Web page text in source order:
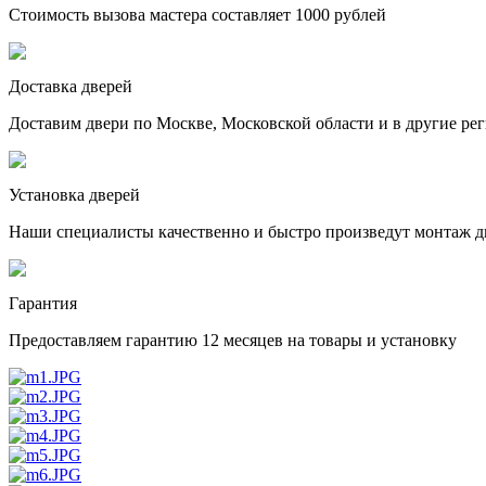
Стоимость вызова мастера составляет 1000 рублей
Доставка дверей
Доставим двери по Москве, Московской области и в другие
Установка дверей
Наши специалисты качественно и быстро произведут монтаж
Гарантия
Предоставляем гарантию 12 месяцев на товары и установку